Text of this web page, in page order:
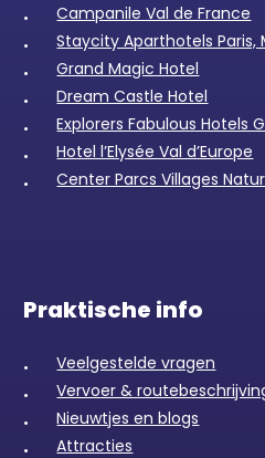
Campanile Val de France
Staycity Aparthotels
Grand Magic Hotel
Dream Castle Hotel
Explorers Fabulous Hotels
Hotel l’Elysée Val d’Europe
Center Parcs Villages
Praktische info
Veelgestelde vragen
Vervoer &
Nieuwtjes en blogs
Attracties